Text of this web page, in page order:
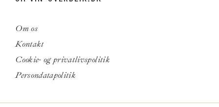
Om os
Kontakt
Cookie- og privatlivspolitik
Persondatapolitik